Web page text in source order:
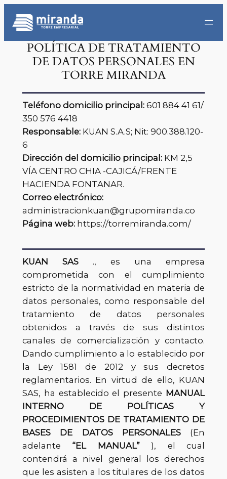
POLÍTICA DE TRATAMIENTO
DE DATOS PERSONALES EN
TORRE MIRANDA
Teléfono domicilio principal: 601 884 41 61/
350 576 4418
Responsable:KUAN S.A.S; Nit: 900.388.120-
6
Dirección del domicilio principal: KM 2,5
VÍA CENTRO CHIA -CAJICÁ/FRENTE
HACIENDA FONTANAR.
Correo electrónico:
administracionkuan@grupomiranda.co
Página web:https://torremiranda.com/
KUAN SAS., es una empresa
comprometida con el cumplimiento
estricto de la normatividad en materia de
datos personales, como responsable del
tratamiento de datos personales
obtenidos a través de sus distintos
canales de comercialización y contacto.
Dando cumplimiento a lo establecido por
la Ley 1581 de 2012 y sus decretos
reglamentarios. En virtud de ello, KUAN
SAS, ha establecido el presente MANUAL
INTERNO DE POLÍTICAS Y
PROCEDIMIENTOS DE TRATAMIENTO DE
BASES DE DATOS PERSONALES(En
adelante “EL MANUAL”), el cual
contendrá a nivel general los derechos
que les asisten a los titulares de los datos